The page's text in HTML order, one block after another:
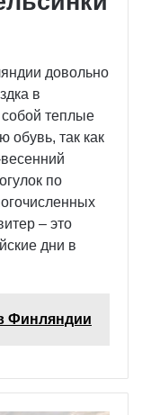
довольно
в
собой теплые
обувь, так как
по
– это
дни в
Финляндии